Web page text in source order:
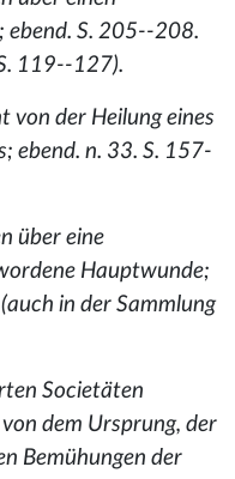
ebend. S. 205--208.
119--127).
von der Heilung eines
ebend. n. 33. S. 157-
über eine
Hauptwunde;
in der Sammlung
Societäten
dem Ursprung, der
Bemühungen der